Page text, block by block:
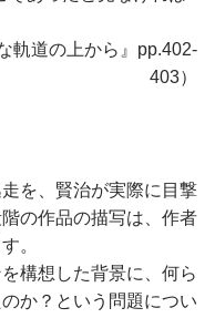
軌道の上から』pp.402-
403）
を、賢治が実際に目撃
の作品の描写は、作者
。
構想した背景に、何ら
か？という問題につい